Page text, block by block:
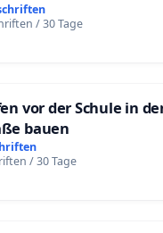
/ 30 Tage
vor der Schule in
bauen
/ 30 Tage